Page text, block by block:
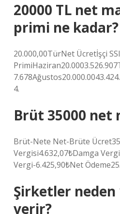
20000 TL net
primi ne kadar?
20.000,00TürNet Ücretİşçi SSI
4.
Brüt 35000 net
Brüt-Nete Net-Brüte
Vergisi4.632,07₺Damga
Vergi-6.425,90₺Net Ödeme25.
Şirketler neden
verir?